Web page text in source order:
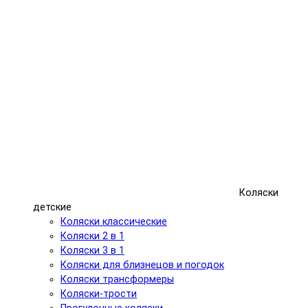
Коляски
детские
Коляски классические
Коляски 2 в 1
Коляски 3 в 1
Коляски для близнецов и погодок
Коляски трансформеры
Коляски-трости